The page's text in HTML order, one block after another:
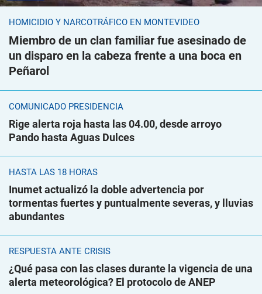
HOMICIDIO Y NARCOTRÁFICO EN MONTEVIDEO
Miembro de un clan familiar fue asesinado de
un disparo en la cabeza frente a una boca en
Peñarol
COMUNICADO PRESIDENCIA
Rige alerta roja hasta las 04.00, desde arroyo
Pando hasta Aguas Dulces
HASTA LAS 18 HORAS
Inumet actualizó la doble advertencia por
tormentas fuertes y puntualmente severas, y lluvias
abundantes
RESPUESTA ANTE CRISIS
¿Qué pasa con las clases durante la vigencia de una
alerta meteorológica? El protocolo de ANEP